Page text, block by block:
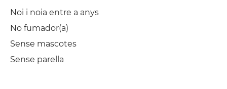
Noi i noia entre a anys
No fumador(a)
Sense mascotes
Sense parella